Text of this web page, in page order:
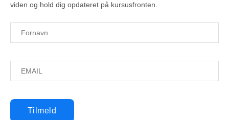
viden og hold dig opdateret på kursusfronten.